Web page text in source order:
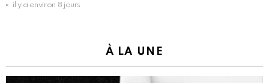
il y a environ 8 jours
À LA UNE